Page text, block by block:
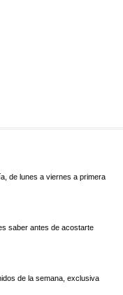
de lunes a viernes a primera
saber antes de acostarte
de la semana, exclusiva